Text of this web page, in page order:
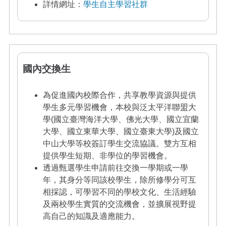
詳情網址： 學生自主學習社群
國內交換生
為促進國內校際合作，共享教學資源與提供
學生多元學習機會，本校與泛太平洋聯盟大
學(國立臺灣海洋大學、佛光大學、國立宜蘭
大學、國立東華大學、國立臺東大學)及國立
中山大學等校簽訂學生交流協議。雙方互相
提供學生短期、非學位的學習機會。
透過甄選學生申請前往交換一學期或一學
年，其身分等同該校學生，除所修學分可互
相採認，可學習不同的學校文化、生活經驗
及兩校學生實質的交流機會，並擴展視野提
高自己的知識及適應能力。